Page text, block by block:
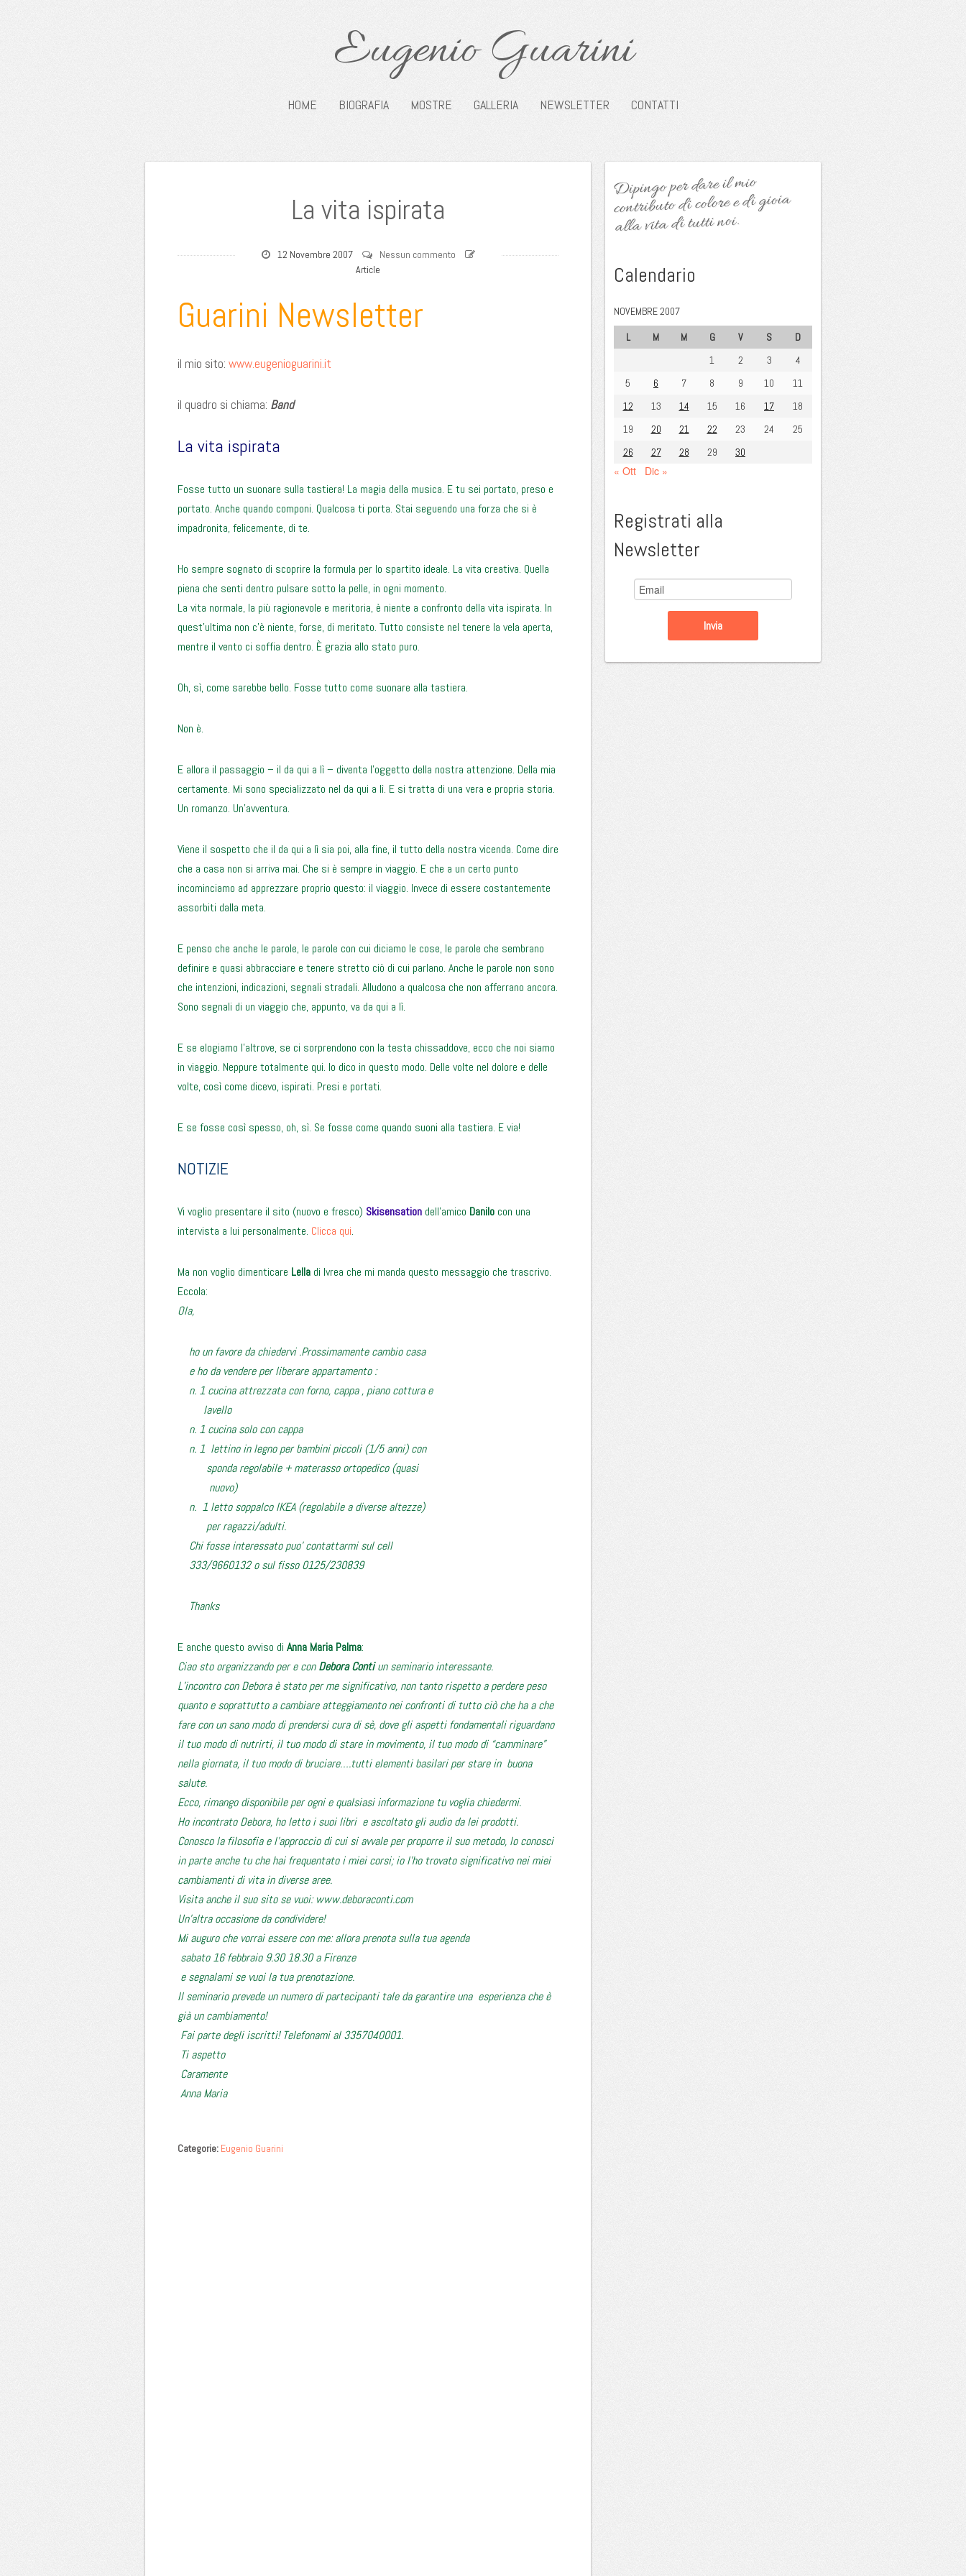
Eugenio Guarini
HOME BIOGRAFIA MOSTRE GALLERIA NEWSLETTER CONTATTI
La vita ispirata
12 Novembre 2007
Nessun commento
Article
Guarini Newsletter
il mio sito: www.eugenioguarini.it
il quadro si chiama: Band
La vita ispirata
Fosse tutto un suonare sulla tastiera! La magia della musica. E tu sei portato, preso e
portato. Anche quando componi. Qualcosa ti porta. Stai seguendo una forza che si è
impadronita, felicemente, di te.
Ho sempre sognato di scoprire la formula per lo spartito ideale. La vita creativa. Quella
piena che senti dentro pulsare sotto la pelle, in ogni momento.
La vita normale, la più ragionevole e meritoria, è niente a confronto della vita ispirata. In
quest’ultima non c’è niente, forse, di meritato. Tutto consiste nel tenere la vela aperta,
mentre il vento ci soffia dentro. È grazia allo stato puro.
Oh, sì, come sarebbe bello. Fosse tutto come suonare alla tastiera.
Non è.
E allora il passaggio – il da qui a lì – diventa l’oggetto della nostra attenzione. Della mia
certamente. Mi sono specializzato nel da qui a lì. E si tratta di una vera e propria storia.
Un romanzo. Un’avventura.
Viene il sospetto che il da qui a lì sia poi, alla fine, il tutto della nostra vicenda. Come dire
che a casa non si arriva mai. Che si è sempre in viaggio. E che a un certo punto
incominciamo ad apprezzare proprio questo: il viaggio. Invece di essere costantemente
assorbiti dalla meta.
E penso che anche le parole, le parole con cui diciamo le cose, le parole che sembrano
definire e quasi abbracciare e tenere stretto ciò di cui parlano. Anche le parole non sono
che intenzioni, indicazioni, segnali stradali. Alludono a qualcosa che non afferrano ancora.
Sono segnali di un viaggio che, appunto, va da qui a lì.
E se elogiamo l’altrove, se ci sorprendono con la testa chissaddove, ecco che noi siamo
in viaggio. Neppure totalmente qui. Io dico in questo modo. Delle volte nel dolore e delle
volte, così come dicevo, ispirati. Presi e portati.
E se fosse così spesso, oh, sì. Se fosse come quando suoni alla tastiera. E via!
NOTIZIE
Vi voglio presentare il sito (nuovo e fresco) Skisensation dell’amico Danilo con una
intervista a lui personalmente. Clicca qui.
Ma non voglio dimenticare Lella di Ivrea che mi manda questo messaggio che trascrivo.
Eccola:
Ola,
ho un favore da chiedervi .Prossimamente cambio casa
e ho da vendere per liberare appartamento :
n. 1 cucina attrezzata con forno, cappa , piano cottura e
lavello
n. 1 cucina solo con cappa
n. 1 lettino in legno per bambini piccoli (1/5 anni) con
sponda regolabile + materasso ortopedico (quasi
nuovo)
n. 1 letto soppalco IKEA (regolabile a diverse altezze)
per ragazzi/adulti.
Chi fosse interessato puo’ contattarmi sul cell
333/9660132 o sul fisso 0125/230839
Thanks
E anche questo avviso di Anna Maria Palma:
Ciao sto organizzando per e con Debora Contiun seminario interessante.
L’incontro con Debora è stato per me significativo, non tanto rispetto a perdere peso
quanto e soprattutto a cambiare atteggiamento nei confronti di tutto ciò che ha a che
fare con un sano modo di prendersi cura di sè, dove gli aspetti fondamentali riguardano
il tuo modo di nutrirti, il tuo modo di stare in movimento, il tuo modo di “camminare”
nella giornata, il tuo modo di bruciare….tutti elementi basilari per stare in buona
salute.
Ecco, rimango disponibile per ogni e qualsiasi informazione tu voglia chiedermi.
Ho incontrato Debora, ho letto i suoi libri e ascoltato gli audio da lei prodotti.
Conosco la filosofia e l’approccio di cui si avvale per proporre il suo metodo, lo conosci
in parte anche tu che hai frequentato i miei corsi; io l’ho trovato significativo nei miei
cambiamenti di vita in diverse aree.
Visita anche il suo sito se vuoi:www.deboraconti.com
Un’altra occasione da condividere!
Mi auguro che vorrai essere con me: allora prenota sulla tua agenda
sabato 16 febbraio 9.30 18.30 a Firenze
e segnalami se vuoi la tua prenotazione.
Il seminario prevede un numero di partecipanti tale da garantire una esperienza che è
già un cambiamento!
Fai parte degli iscritti! Telefonami al 3357040001.
Ti aspetto
Caramente
Anna Maria
Categorie: Eugenio Guarini
Dipingo per dare il mio
contributo di colore e di gioia
alla vita di tutti noi.
Calendario
NOVEMBRE 2007
L
M M G V S
D
1
2 3
4
5
6 7 8 9 10
11
12
13 14 15 16 17
18
19
20 21 22 23 24
25
26
27 28 29 30
« Ott Dic »
Registrati alla
Newsletter